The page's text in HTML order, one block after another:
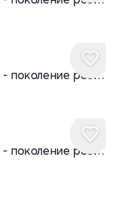
Chevrolet Cobalt II - поколение рестайлинг
Chevrolet Cobalt II - поколение рестайлинг